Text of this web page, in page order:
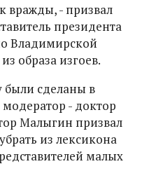
вражды, - призвал
президента
Владимирской
образа изгоев.
были сделаны в
модератор - доктор
Малыгин призвал
из лексикона
малых